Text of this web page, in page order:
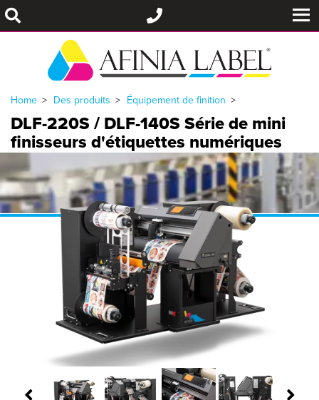
Home Des produits Équipement de finition
DLF-220S / DLF-140S Série de mini
finisseurs d'étiquettes numériques